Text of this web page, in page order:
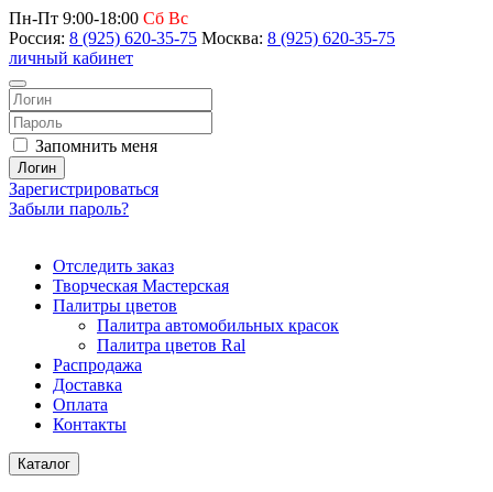
Пн-Пт 9:00-18:00 Сб Вс
Россия: 8 (925) 620-35-75 Москва: 8 (925) 620-35-75
личный кабинет
Запомнить меня
Логин
Зарегистрироваться
Забыли пароль?
Отследить заказ
Творческая Мастерская
Палитры цветов
Палитра автомобильных красок
Палитра цветов Ral
Распродажа
Доставка
Оплата
Контакты
Каталог